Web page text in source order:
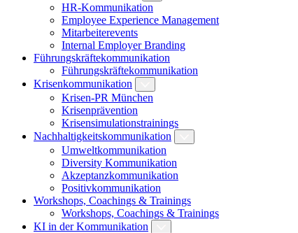
HR-Kommunikation
Employee Experience Management
Mitarbeiterevents
Internal Employer Branding
Führungskräftekommunikation
Führungskräftekommunikation
Krisenkommunikation
Krisen-PR München
Krisenprävention
Krisensimulationstrainings
Nachhaltigkeitskommunikation
Umweltkommunikation
Diversity Kommunikation
Akzeptanzkommunikation
Positivkommunikation
Workshops, Coachings & Trainings
Workshops, Coachings & Trainings
KI in der Kommunikation